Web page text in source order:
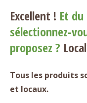
Excellent ! Et
sélectionnez-
proposez ?
Tous les produits
et locaux.